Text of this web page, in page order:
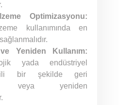
Optimizasyonu:
kullanımında en
Yeniden Kullanım:
yada endüstriyel
bir şekilde geri
veya yeniden